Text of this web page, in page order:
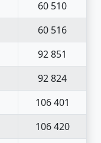
60 510
60 516
92 851
92 824
106 401
106 420